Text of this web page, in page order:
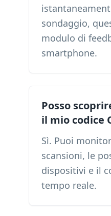
sondaggio,
modulo di
smartphone.
Posso
il mio codice
Sì. Puoi
scansioni, le
dispositivi e il
tempo reale.